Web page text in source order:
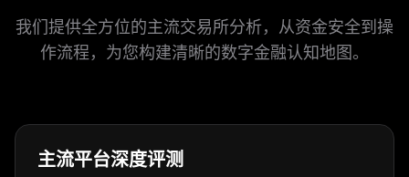
我们提供全方位的主流交易所分析，从资金安全到操
作流程，为您构建清晰的数字金融认知地图。
主流平台深度评测